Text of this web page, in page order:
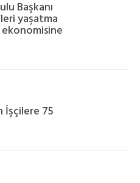
Başkanı
yaşatma
İşçilere 75